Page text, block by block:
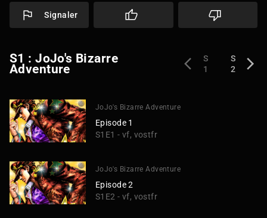
Signaler
S1 : JoJo's Bizarre
Adventure
S
1
S
2
JoJo's Bizarre Adventure
Episode 1
S1E1 - vf, vostfr
JoJo's Bizarre Adventure
Episode 2
S1E2 - vf, vostfr